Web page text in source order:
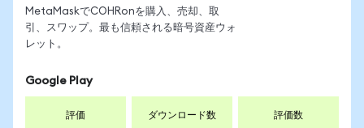
MetaMaskでCOHRonを購入、売却、取
引、スワップ。最も信頼される暗号資産ウォ
レット。
Google Play
評価 ダウンロード数 評価数